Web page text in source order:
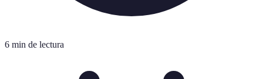
6 min de lectura